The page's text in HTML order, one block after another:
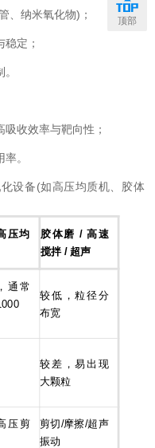
纳米氧化物)；
定；
收效率与靶向性；
。
设备(如高压均质机、胶体
压均 胶体磨 / 高速
搅拌 / 超声
通常
较低，粒径分
布宽
较差，易出现
大颗粒
压剪
剪切/摩擦/超声
振动
顶部